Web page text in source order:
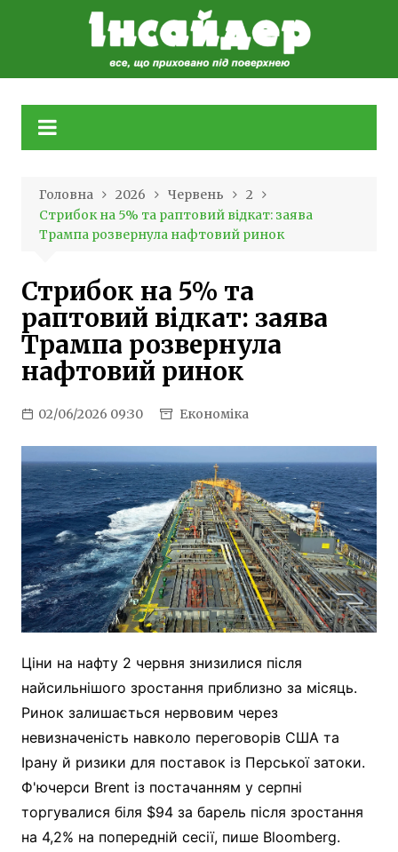
Головна 2026 Червень
2
Стрибок на 5% та раптовий відкат: заява
Трампа розвернула нафтовий ринок
Стрибок на 5% та
раптовий відкат: заява
Трампа розвернула
нафтовий ринок
02/06/2026 09:30 Економіка
Ціни на нафту 2 червня знизилися після
найсильнішого зростання приблизно за місяць.
Ринок залишається нервовим через
невизначеність навколо переговорів США та
Ірану й ризики для поставок із Перської затоки.
Ф'ючерси Brent із постачанням у серпні
торгувалися біля $94 за барель після зростання
на 4,2% на попередній сесії, пише Bloomberg.